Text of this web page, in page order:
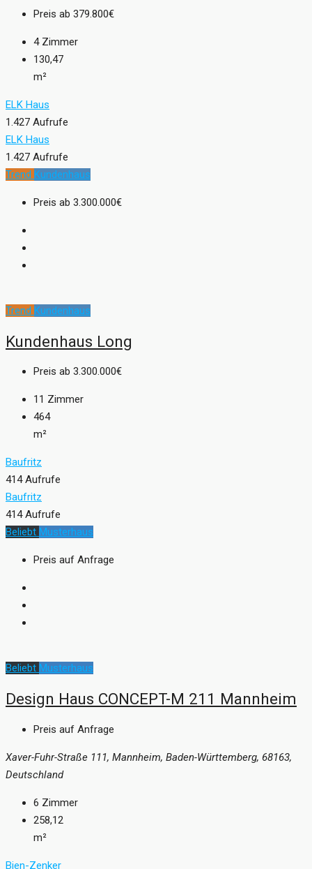
Preis ab 379.800€
4 Zimmer
130,47
m²
ELK Haus
1.427 Aufrufe
ELK Haus
1.427 Aufrufe
Trend Kundenhaus
Preis ab 3.300.000€
Trend Kundenhaus
Kundenhaus Long
Preis ab 3.300.000€
11 Zimmer
464
m²
Baufritz
414 Aufrufe
Baufritz
414 Aufrufe
Beliebt Musterhaus
Preis auf Anfrage
Beliebt Musterhaus
Design Haus CONCEPT-M 211 Mannheim
Preis auf Anfrage
Xaver-Fuhr-Straße 111, Mannheim, Baden-Württemberg, 68163,
Deutschland
6 Zimmer
258,12
m²
Bien-Zenker